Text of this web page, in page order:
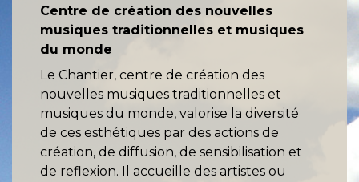
Centre de création des nouvelles
musiques traditionnelles et musiques
du monde
Le Chantier, centre de création des
nouvelles musiques traditionnelles et
musiques du monde, valorise la diversité
de ces esthétiques par des actions de
création, de diffusion, de sensibilisation et
de reflexion. Il accueille des artistes ou